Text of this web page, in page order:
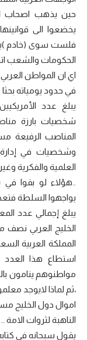
حين يذهب اصحاب
يخضعوا الى
فلست سوى (خادم
الحكومات والشعب
اي ان المواطن
في حدود يومياته
شخصيات بارزة
المناصب الرفيعة
وشخصيات في
العلمية والفكرية
..هؤلاء لو بقوا
يواجهوا السلطة
يبلغ إجمالي عدد
المملكة العربية
استطاع هذا العدد
مواطنوهم ينامون
،ثم لماذا لايوجد
اموال دول الخليج
الناهبة لثروات الامة ..
يقول سبحانه في